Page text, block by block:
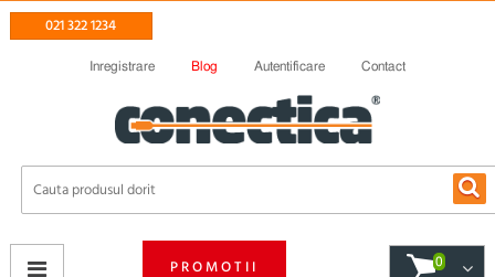
021 322 1234
Inregistrare Blog Autentificare Contact
PROMOTII 0